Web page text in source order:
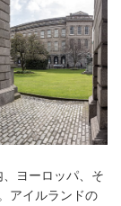
ヨーロッパ、そ
アイルランドの